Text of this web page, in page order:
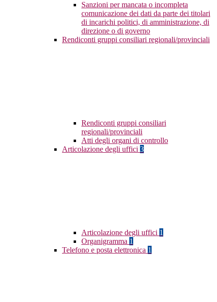
Sanzioni per mancata o incompleta
comunicazione dei dati da parte dei titolari
di incarichi politici, di amministrazione, di
direzione o di governo
Rendiconti gruppi consiliari regionali/provinciali
Rendiconti gruppi consiliari
regionali/provinciali
Atti degli organi di controllo
Articolazione degli uffici 3
Articolazione degli uffici 1
Organigramma 1
Telefono e posta elettronica 1